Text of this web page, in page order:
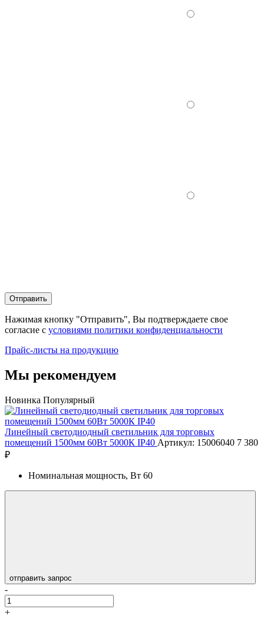
Отправить
Нажимая кнопку "Отправить", Вы подтверждаете свое
согласие с условиями политики конфиденциальности
Прайс-листы на продукцию
Мы рекомендуем
Новинка Популярный
Линейный светодиодный светильник для торговых
помещений 1500мм 60Вт 5000К IP40 Артикул: 15006040 7 380
₽
Номинальная мощность, Вт 60
отправить запрос
-
+